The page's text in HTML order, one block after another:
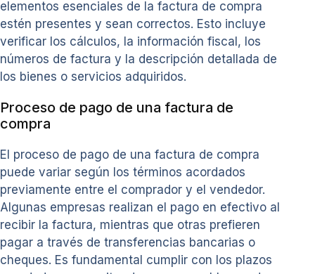
elementos esenciales de la factura de compra
estén presentes y sean correctos. Esto incluye
verificar los cálculos, la información fiscal, los
números de factura y la descripción detallada de
los bienes o servicios adquiridos.
Proceso de pago de una factura de
compra
El proceso de pago de una factura de compra
puede variar según los términos acordados
previamente entre el comprador y el vendedor.
Algunas empresas realizan el pago en efectivo al
recibir la factura, mientras que otras prefieren
pagar a través de transferencias bancarias o
cheques. Es fundamental cumplir con los plazos